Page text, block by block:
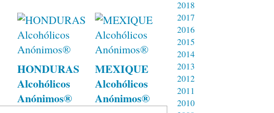
HONDURAS
Alcohólicos
Anónimos®
MEXIQUE
Alcohólicos
Anónimos®
2018
2017
2016
2015
2014
2013
2012
2011
2010